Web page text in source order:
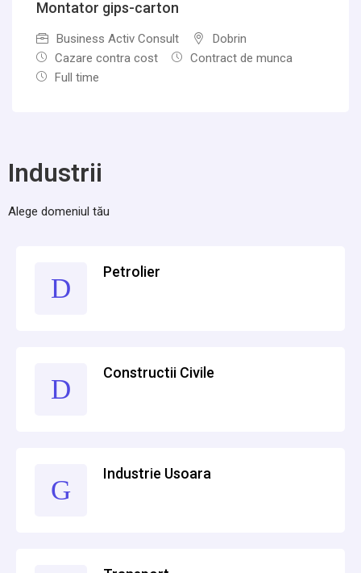
Montator gips-carton
Business Activ Consult
Dobrin
Cazare contra cost
Contract de munca
Full time
Industrii
Alege domeniul tău
Petrolier
Constructii Civile
Industrie Usoara